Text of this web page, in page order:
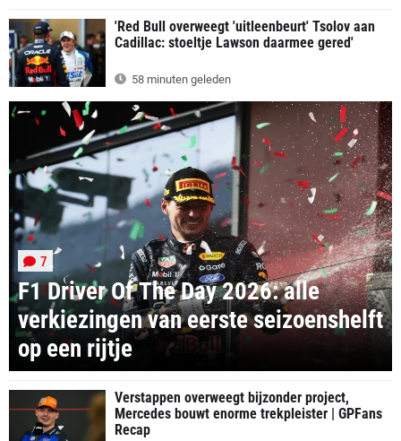
'Red Bull overweegt 'uitleenbeurt' Tsolov aan
Cadillac: stoeltje Lawson daarmee gered'
58 minuten geleden
F1 Driver Of The Day 2026: alle
verkiezingen van eerste seizoenshelft
op een rijtje
7
Verstappen overweegt bijzonder project,
Mercedes bouwt enorme trekpleister | GPFans
Recap